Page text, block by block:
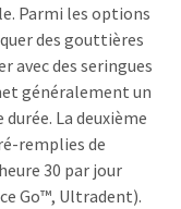
Parmi les options
des gouttières
avec des seringues
généralement un
La deuxième
remplies de
30 par jour
Go™, Ultradent).